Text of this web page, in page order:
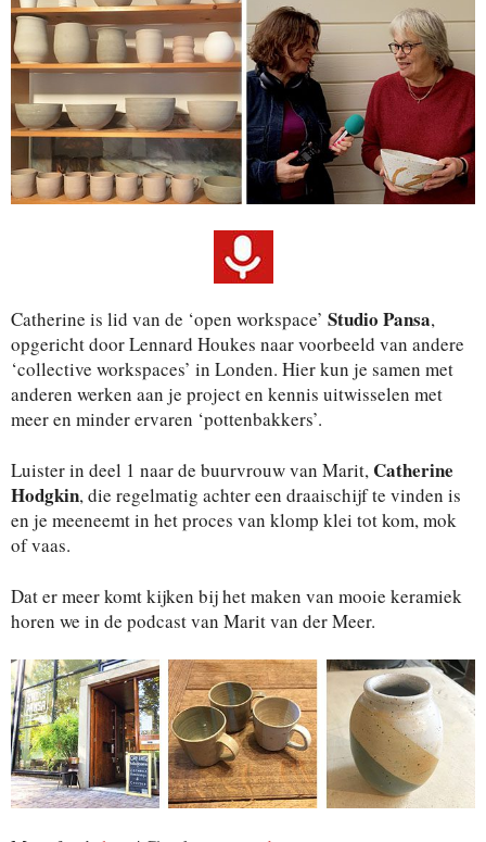
Catherine is lid van de ‘open workspace’ Studio Pansa,
opgericht door Lennard Houkes naar voorbeeld van andere
‘collective workspaces’ in Londen. Hier kun je samen met
anderen werken aan je project en kennis uitwisselen met
meer en minder ervaren ‘pottenbakkers’.
Luister in deel 1 naar de buurvrouw van Marit, Catherine
Hodgkin, die regelmatig achter een draaischijf te vinden is
en je meeneemt in het proces van klomp klei tot kom, mok
of vaas.
Dat er meer komt kijken bij het maken van mooie keramiek
horen we in de podcast van Marit van der Meer.